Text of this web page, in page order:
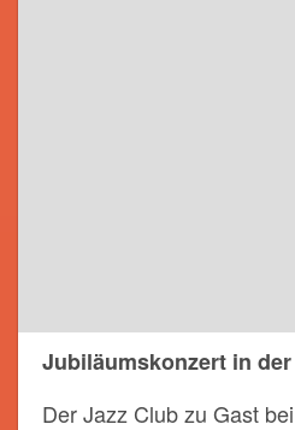
Jubiläumskonzert in
Der Jazz Club zu Gast